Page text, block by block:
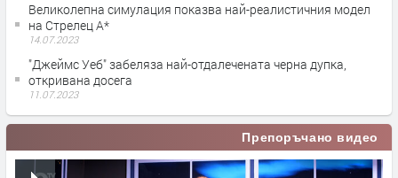
Великолепна симулация показва най-реалистичния модел
на Стрелец А*
14.07.2023
"Джеймс Уеб" забеляза най-отдалечената черна дупка,
откривана досега
11.07.2023
Препоръчано видео